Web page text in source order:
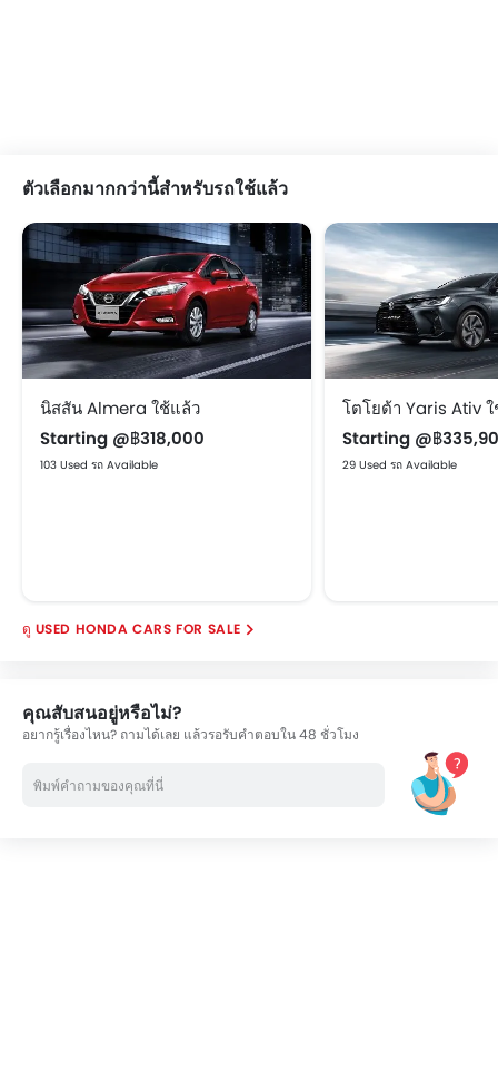
ตัวเลือกมากกว่านี้สำหรับรถใช้แล้ว
นิสสัน Almera ใช้แล้ว
Starting @฿318,000
103 Used รถ Available
โตโยต้า Yaris Ativ
Starting @฿
29 Used รถ Available
USED HONDA CARS FOR SALE
คุณสับสนอยู่หรือไม่?
อยากรู้เรื่องไหน? ถามได้เลย แล้วรอรับคำตอบใน 48 ชั่วโมง